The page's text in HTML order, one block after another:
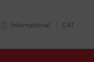
International CAT